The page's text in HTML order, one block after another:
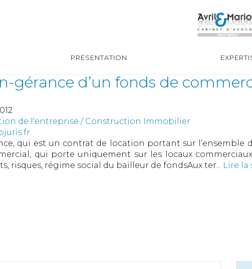
PRÉSENTATION
gérance d’un fonds de
de l'entreprise / Construction Immobilier
qui est un contrat de location portant sur l’ensemble
qui porte uniquement sur les locaux
risques, régime social du bailleur de fondsAux ter... Lire la